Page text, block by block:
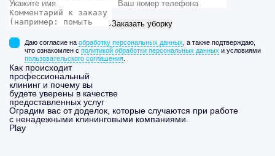
Заказать уборку
Даю согласие на обработку персональных данных , а также подтверждаю,
что ознакомлен с политикой обработки персональных данных и условиями
пользовательского соглашения
Как происходит
профессиональный
клининг и почему вы
будете уверены в качестве
предоставленных услуг
Оградим вас от доделок, которые случаются при работе
с ненадежными клининговыми компаниями.
Play